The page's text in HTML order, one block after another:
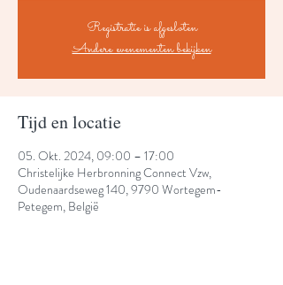
Registratie is afgesloten
Andere evenementen bekijken
Tijd en locatie
05. Okt. 2024, 09:00 – 17:00
Christelijke Herbronning Connect Vzw,
Oudenaardseweg 140, 9790 Wortegem-
Petegem, België